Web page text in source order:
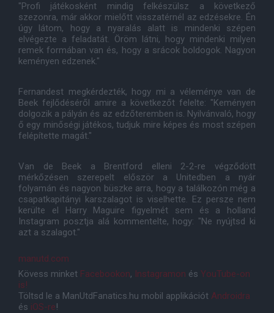
"Profi játékosként mindig felkészülsz a következő
szezonra, már akkor mielőtt visszatérnél az edzésekre. Én
úgy látom, hogy a nyaralás alatt is mindenki szépen
elvégezte a feladatát. Öröm látni, hogy mindenki milyen
remek formában van és, hogy a srácok boldogok. Nagyon
keményen edzenek."
Fernandest megkérdezték, hogy mi a véleménye van de
Beek fejlődéséről amire a következőt felelte: "Keményen
dolgozik a pályán és az edzőteremben is. Nyilvánvaló, hogy
ő egy minőségi játékos, tudjuk mire képes és most szépen
felépítette magát."
Van de Beek a Brentford elleni 2-2-re végződött
mérkőzésen szerepelt először a Unitedben a nyár
folyamán és nagyon büszke arra, hogy a találkozón még a
csapatkapitányi karszalagot is viselhette. Ez persze nem
kerülte el Harry Maguire figyelmét sem és a holland
Instagram posztja alá kommentelte, hogy: "Ne nyújtsd ki
azt a szalagot."
manutd.com
Kövess minket Facebookon, Instagramon és YouTube-on
is!
Töltsd le a ManUtdFanatics.hu mobil applikációt Androidra
és iOS-re!